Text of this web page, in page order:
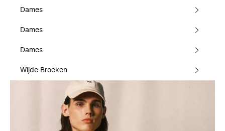
Dames
Dames
Dames
Wijde Broeken